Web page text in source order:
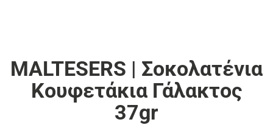
MALTESERS | Σοκολατένια
Κουφετάκια Γάλακτος
37gr